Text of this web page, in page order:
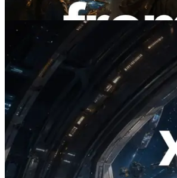
Leer este artículo
2026.07.04